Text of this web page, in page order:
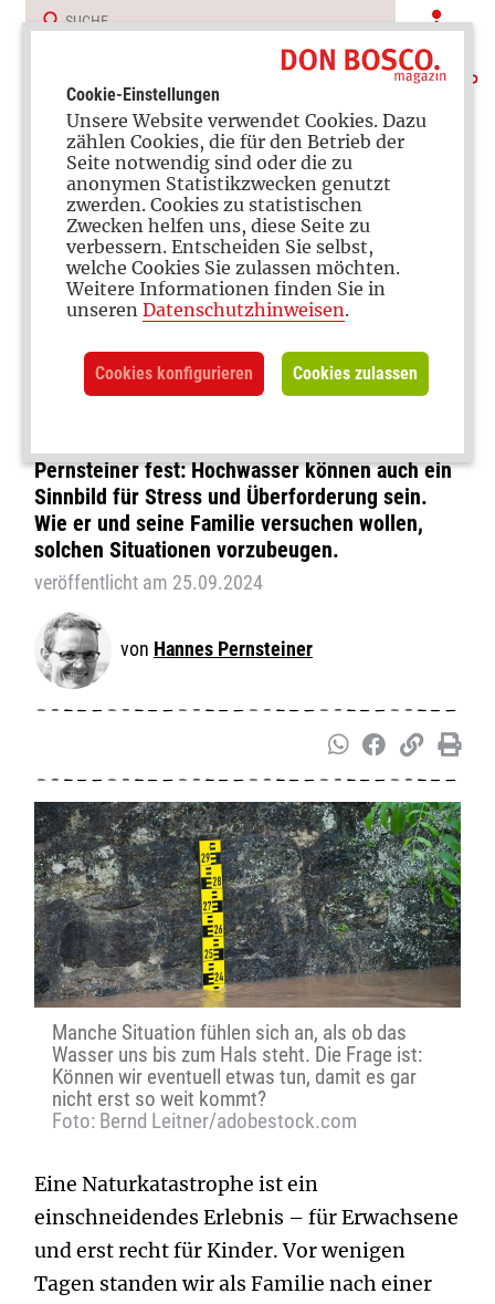
Raum geben
Pufferzonen gegen
Hochwasser des Alltags
Pernsteiner fest: Hochwasser können auch ein
Sinnbild für Stress und Überforderung sein.
Wie er und seine Familie versuchen wollen,
solchen Situationen vorzubeugen.
veröffentlicht am 25.09.2024
Hannes Pernsteiner
Manche Situation fühlen sich an, als ob das
Wasser uns bis zum Hals steht. Die Frage ist:
Können wir eventuell etwas tun, damit es gar
nicht erst so weit kommt?
Foto: Bernd Leitner/adobestock.com
Eine Naturkatastrophe ist ein
einschneidendes Erlebnis – für Erwachsene
und erst recht für Kinder. Vor wenigen
Tagen standen wir als Familie nach einer
Cookie-Einstellungen
Unsere Website verwendet Cookies. Dazu
zählen Cookies, die für den Betrieb der
Seite notwendig sind oder die zu
anonymen Statistikzwecken genutzt
zwerden. Cookies zu statistischen
Zwecken helfen uns, diese Seite zu
verbessern. Entscheiden Sie selbst,
welche Cookies Sie zulassen möchten.
Weitere Informationen finden Sie in
unseren Datenschutzhinweisen.
Cookies konfigurieren Cookies zulassen